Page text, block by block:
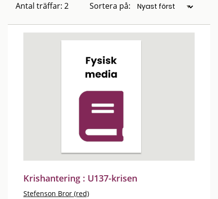
Antal träffar: 2 Sortera på:
Krishantering : U137-krisen
Stefenson Bror (red)